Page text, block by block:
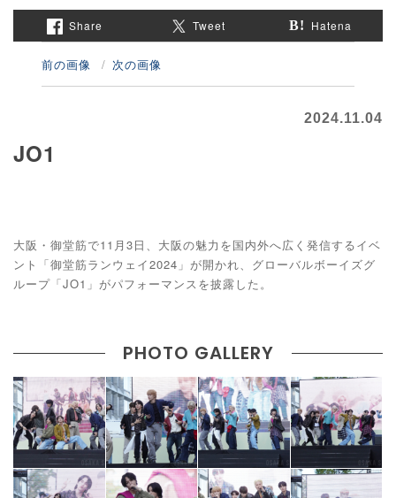
Share Tweet Hatena
前の画像 次の画像
2024.11.04
JO1
大阪・御堂筋で11月3日、大阪の魅力を国内外へ広く発信するイベ
ント「御堂筋ランウェイ2024」が開かれ、グローバルボーイズグ
ループ「JO1」がパフォーマンスを披露した。
PHOTO GALLERY